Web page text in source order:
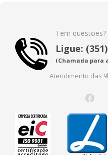
Tem questões?
Ligue:
(Chamada para
Atendimento das